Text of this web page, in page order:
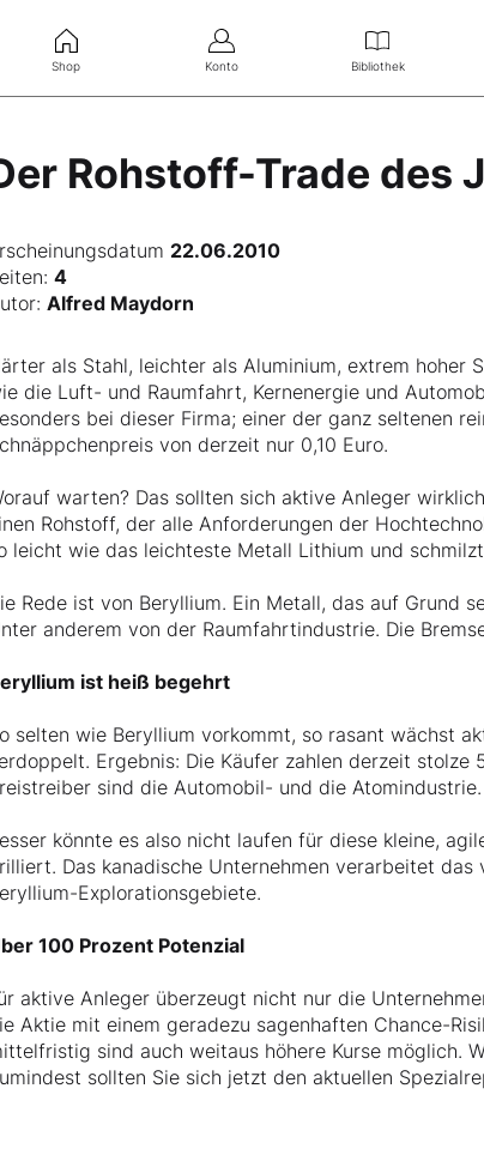
Shop Konto Bibliothek
Rohstoff-Trade des
22.06.2010
4
Alfred Maydorn
als Stahl, leichter als Aluminium, extrem hoher
die Luft- und Raumfahrt, Kernenergie und
bei dieser Firma; einer der ganz seltenen
von derzeit nur 0,10 Euro.
warten? Das sollten sich aktive Anleger
Rohstoff, der alle Anforderungen der
leicht wie das leichteste Metall Lithium und
Rede ist von Beryllium. Ein Metall, das auf Grund
anderem von der Raumfahrtindustrie. Die
ist heiß begehrt
selten wie Beryllium vorkommt, so rasant wächst
Ergebnis: Die Käufer zahlen derzeit
sind die Automobil- und die Atomindustrie.
könnte es also nicht laufen für diese kleine,
Das kanadische Unternehmen verarbeitet
Explorationsgebiete.
100 Prozent Potenzial
aktive Anleger überzeugt nicht nur die
Aktie mit einem geradezu sagenhaften Chance-
sind auch weitaus höhere Kurse möglich.
sollten Sie sich jetzt den aktuellen